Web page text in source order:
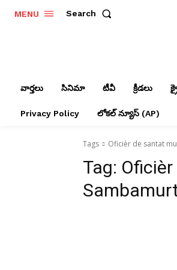
MENU Search
వార్తలు సినిమా టీవీ క్రీడలు
Privacy Policy లోక‌ల్ న్యూస్‌ (AP)
Tags Oficièr de santat
Tag: